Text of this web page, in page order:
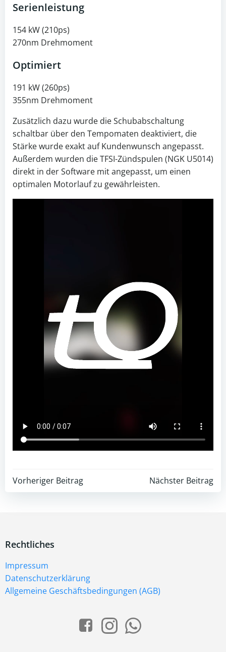
Serienleistung
154 kW (210ps)
270nm Drehmoment
Optimiert
191 kW (260ps)
355nm Drehmoment
Zusätzlich dazu wurde die Schubabschaltung
schaltbar über den Tempomaten deaktiviert, die
Stärke wurde exakt auf Kundenwunsch angepasst.
Außerdem wurden die TFSI-Zündspulen (NGK U5014)
direkt in der Software mit angepasst, um einen
optimalen Motorlauf zu gewährleisten.
Beitragsnavigation
Vorheriger Beitrag Nächster Beitrag
Rechtliches
Impressum
Datenschutzerklärung
Allgemeine Geschäftsbedingungen (AGB)